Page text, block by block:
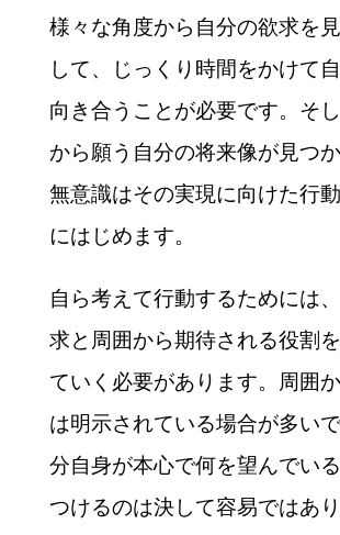
様々な角度から自分の欲求を
して、じっくり時間をかけて
向き合うことが必要です。そ
から願う自分の将来像が見つか
無意識はその実現に向けた行
にはじめます。
自ら考えて行動するためには
求と周囲から期待される役割
ていく必要があります。周囲
は明示されている場合が多い
分自身が本心で何を望んでい
つけるのは決して容易ではあり